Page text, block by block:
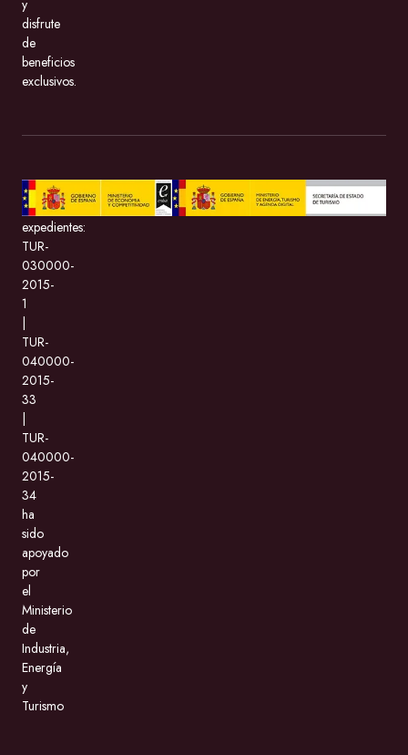
y
disfrute
de
beneficios
exclusivos.
BeMate.com
con
expedientes:
TUR-
030000-
2015-
1
TUR-
040000-
2015-
33
TUR-
040000-
2015-
34
ha
sido
apoyado
por
el
Ministerio
de
Industria,
Energía
y
Turismo